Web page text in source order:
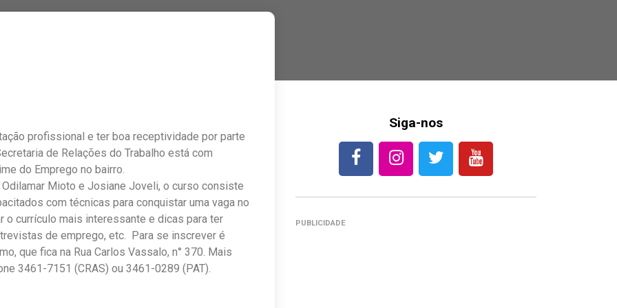
profissional e ter boa receptividade por parte
de Relações do Trabalho está com
do Emprego no bairro.
Mioto e Josiane Joveli, o curso consiste
com técnicas para conquistar uma vaga no
o currículo mais interessante e dicas para ter
de emprego, etc. Para se inscrever é
que fica na Rua Carlos Vassalo, n° 370. Mais
3461-7151 (CRAS) ou 3461-0289 (PAT).
Siga-nos
PUBLICIDADE